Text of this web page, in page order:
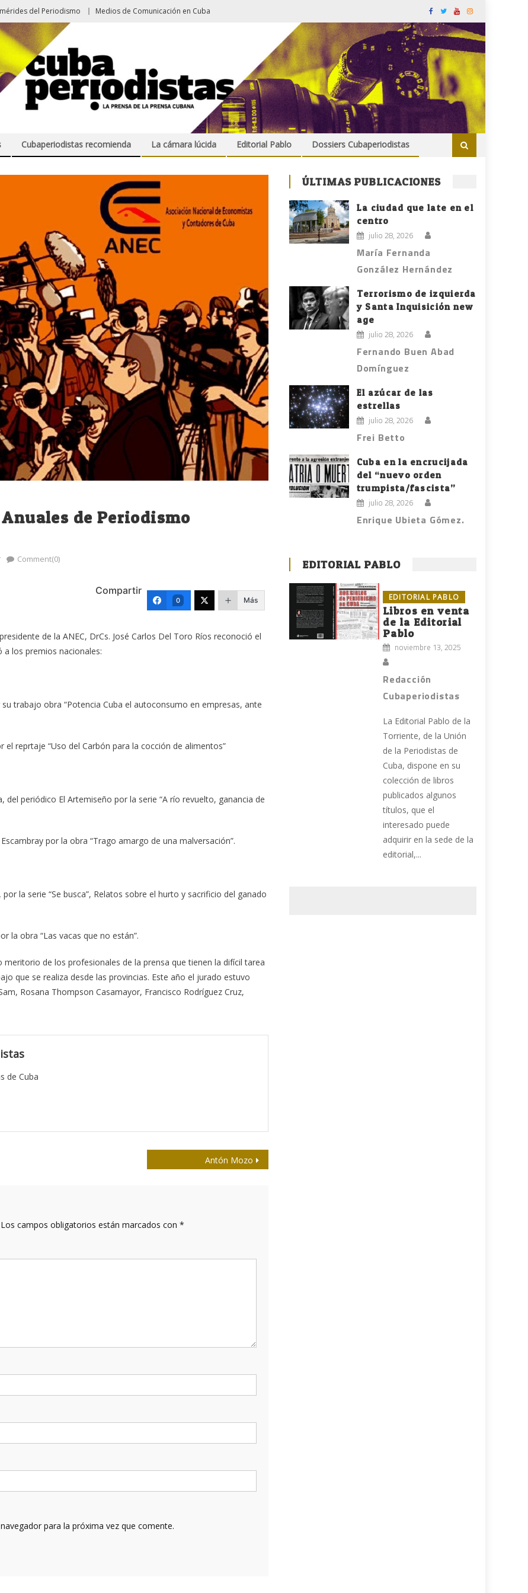
del Periodismo Medios de Comunicación en Cuba
Cubaperiodistas recomienda La cámara lúcida Editorial Pablo Dossiers Cubaperiodistas
de Periodismo
Comment(0)
Compartir
0 Más
de la ANEC, DrCs. José Carlos Del Toro Ríos reconoció el
los premios nacionales:
trabajo obra “Potencia Cuba el autoconsumo en empresas, ante
reprtaje “Uso del Carbón para la cocción de alimentos”
periódico El Artemiseño por la serie “A río revuelto, ganancia de
por la obra “Trago amargo de una malversación”.
la serie “Se busca”, Relatos sobre el hurto y sacrificio del ganado
la obra “Las vacas que no están”.
de los profesionales de la prensa que tienen la difícil tarea
que se realiza desde las provincias. Este año el jurado estuvo
Rosana Thompson Casamayor, Francisco Rodríguez Cruz,
de Cuba
Antón Mozo
Los campos obligatorios están marcados con *
para la próxima vez que comente.
ÚLTIMAS PUBLICACIONES
La ciudad que late en el
centro
julio 28, 2026
María Fernanda
González Hernández
Terrorismo de izquierda
y Santa Inquisición new
age
julio 28, 2026
Fernando Buen Abad
Domínguez
El azúcar de las
estrellas
julio 28, 2026
Frei Betto
Cuba en la encrucijada
del “nuevo orden
trumpista/fascista”
julio 28, 2026
Enrique Ubieta Gómez.
EDITORIAL PABLO
EDITORIAL PABLO
Libros en venta
de la Editorial
Pablo
noviembre 13, 2025
Redacción
Cubaperiodistas
La Editorial Pablo de la
Torriente, de la Unión
de la Periodistas de
Cuba, dispone en su
colección de libros
publicados algunos
títulos, que el
interesado puede
adquirir en la sede de la
editorial,...